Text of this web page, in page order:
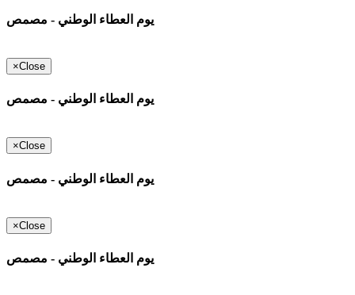
يوم العطاء الوطني - مصمص
×Close
يوم العطاء الوطني - مصمص
×Close
يوم العطاء الوطني - مصمص
×Close
يوم العطاء الوطني - مصمص